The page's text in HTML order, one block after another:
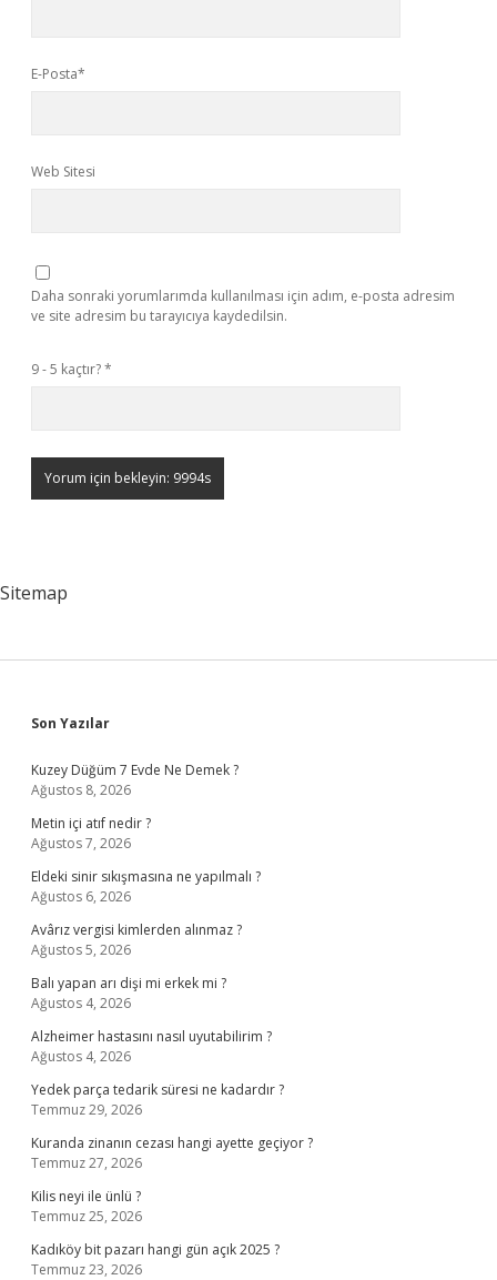
E-Posta*
Web Sitesi
Daha sonraki yorumlarımda kullanılması için adım, e-posta adresim
ve site adresim bu tarayıcıya kaydedilsin.
9 - 5 kaçtır?*
Sitemap
Sidebar
Son Yazılar
Kuzey Düğüm 7 Evde Ne Demek ?
Ağustos 8, 2026
Metin içi atıf nedir ?
Ağustos 7, 2026
Eldeki sinir sıkışmasına ne yapılmalı ?
Ağustos 6, 2026
Avârız vergisi kimlerden alınmaz ?
Ağustos 5, 2026
Balı yapan arı dişi mi erkek mi ?
Ağustos 4, 2026
Alzheimer hastasını nasıl uyutabilirim ?
Ağustos 4, 2026
Yedek parça tedarik süresi ne kadardır ?
Temmuz 29, 2026
Kuranda zinanın cezası hangi ayette geçiyor ?
Temmuz 27, 2026
Kilis neyi ile ünlü ?
Temmuz 25, 2026
Kadıköy bit pazarı hangi gün açık 2025 ?
Temmuz 23, 2026